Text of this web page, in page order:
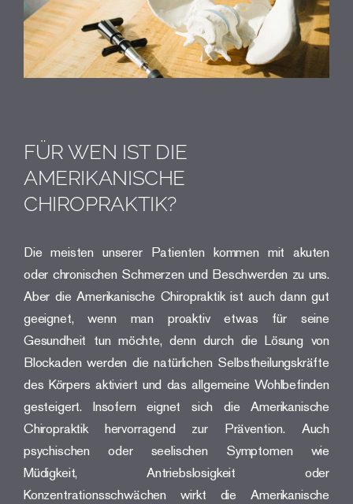
FÜR WEN IST DIE
AMERIKANISCHE
CHIROPRAKTIK?
Die meisten unserer Patienten kommen mit akuten
oder chronischen Schmerzen und Beschwerden zu uns.
Aber die Amerikanische Chiropraktik ist auch dann gut
geeignet, wenn man proaktiv etwas für seine
Gesundheit tun möchte, denn durch die Lösung von
Blockaden werden die natürlichen Selbstheilungskräfte
des Körpers aktiviert und das allgemeine Wohlbefinden
gesteigert. Insofern eignet sich die Amerikanische
Chiropraktik hervorragend zur Prävention. Auch
psychischen oder seelischen Symptomen wie
Müdigkeit, Antriebslosigkeit oder
Konzentrationsschwächen wirkt die Amerikanische